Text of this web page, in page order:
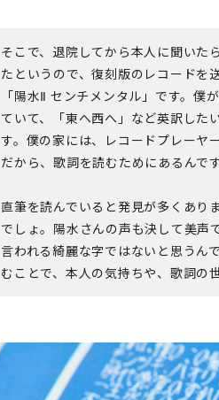
そこで、退院してから本人に聞いた
たというので、復刻版のレコードを
「陽水Ⅱ センチメンタル」です。
ていて、「東へ西へ」など英訳した
す。僕の家には、レコードプレーヤ
だから、歌詞を読むためにあるんです
直筆を読んでいると発見が多くあり
でしょ。陽水さんの声も決して美声
言われる綺麗な字ではないと思うん
むことで、本人の気持ちや、歌詞の